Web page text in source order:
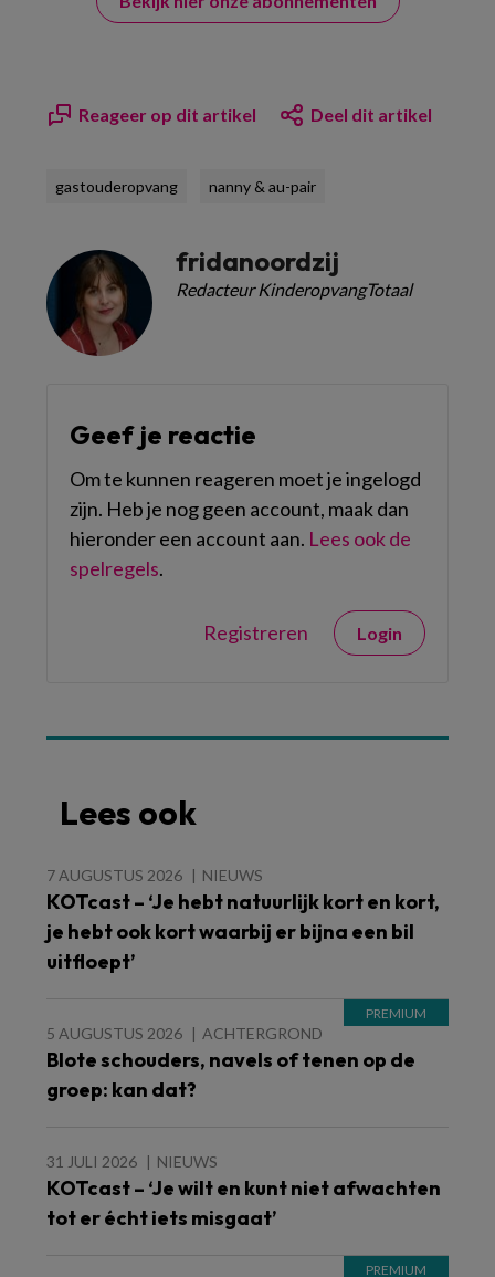
Reageer op dit artikel Deel dit artikel
gastouderopvang nanny & au-pair
fridanoordzij
Redacteur KinderopvangTotaal
Geef je reactie
Om te kunnen reageren moet je ingelogd
zijn. Heb je nog geen account, maak dan
hieronder een account aan. Lees ook de
spelregels.
Registreren Login
Lees ook
7 AUGUSTUS 2026 NIEUWS
KOTcast – ‘Je hebt natuurlijk kort en kort,
je hebt ook kort waarbij er bijna een bil
uitfloept’
5 AUGUSTUS 2026 ACHTERGROND
Blote schouders, navels of tenen op de
groep: kan dat?
31 JULI 2026 NIEUWS
KOTcast – ‘Je wilt en kunt niet afwachten
tot er écht iets misgaat’